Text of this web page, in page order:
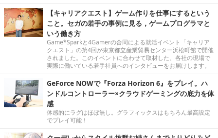
【キャリアクエスト】ゲーム作りを仕事にするという
こと。セガの若手の事例に見る，ゲームプログラマと
いう働き方
Game*Sparkと4Gamerの合同による就活イベント「キャリア
クエスト」の第4回が東京都立産業貿易センター浜松町館で開催
されました。このイベントに合わせて取材した、各社の現場で
実際に働いている若手社員へのインタビューをお届けします。
GeForce NOWで『Forza Horizon 6』をプレイ。ハ
ンドルコントローラー×クラウドゲーミングの底力を体
感
体感的にラグはほぼ無し。グラフィックスはもちろん最高設定
でプレイ可能！